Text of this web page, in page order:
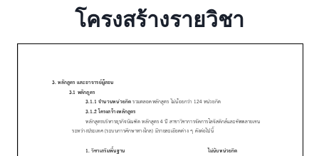
โครงสร้างรายวิชา